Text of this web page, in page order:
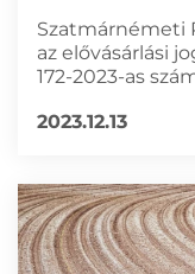
Szatmárnémeti
az elővásárlási
172-2023-as
2023.12.13